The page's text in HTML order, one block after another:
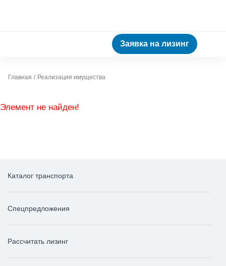
Заявка на лизинг
Главная Реализация имущества
Элемент не найден!
Каталог транспорта
Спецпредложения
Рассчитать лизинг